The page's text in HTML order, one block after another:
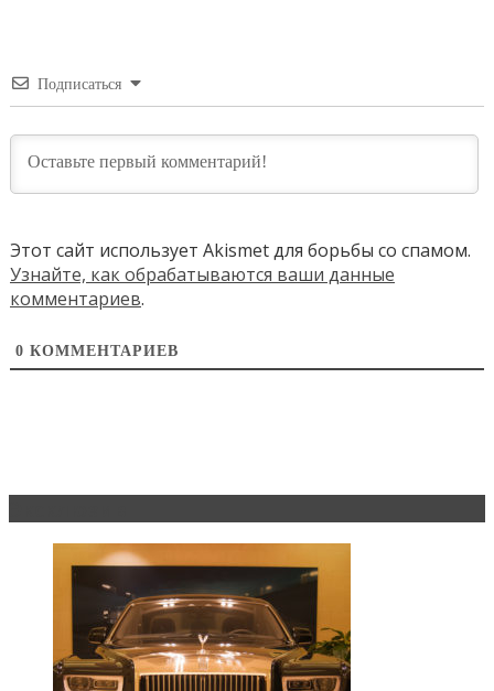
Подписаться
Этот сайт использует Akismet для борьбы со спамом.
Узнайте, как обрабатываются ваши данные
комментариев.
0 КОММЕНТАРИЕВ